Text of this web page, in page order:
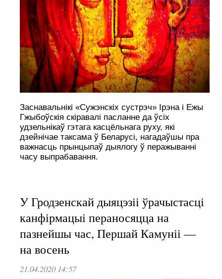
Заснавальнікі «Сужэнскіх сустрэч» Ірэна і Ежы
Гжыбоўскія скіравалі пасланне да ўсіх
удзельнікаў гэтага касцёльнага руху, які
дзейнічае таксама ў Беларусі, нагадаўшы пра
важнасць прынцыпаў дыялогу ў перажыванні
часу выпрабавання.
У Гродзенскай дыяцэзіі ўрачыстасці
канфірмацыі пераносяцца на
пазнейшы час, Першай Камуніі —
на восень
21.04.2020 14:57